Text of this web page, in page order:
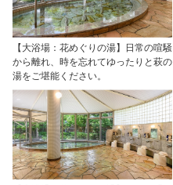
【大浴場：花めぐりの湯】日常の喧騒
から離れ、時を忘れてゆったりと萩の
湯をご堪能ください。